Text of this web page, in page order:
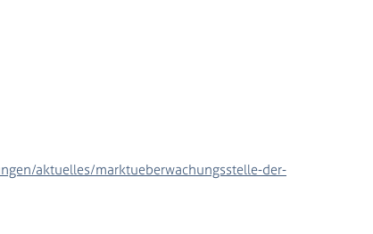
aktuelles/marktueberwachungsstelle-der-